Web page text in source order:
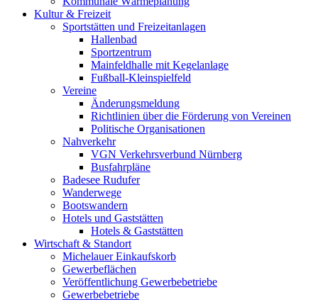
Kultur & Freizeit
Sportstätten und Freizeitanlagen
Hallenbad
Sportzentrum
Mainfeldhalle mit Kegelanlage
Fußball-Kleinspielfeld
Vereine
Änderungsmeldung
Richtlinien über die Förderung von Vereinen
Politische Organisationen
Nahverkehr
VGN Verkehrsverbund Nürnberg
Busfahrpläne
Badesee Rudufer
Wanderwege
Bootswandern
Hotels und Gaststätten
Hotels & Gaststätten
Wirtschaft & Standort
Michelauer Einkaufskorb
Gewerbeflächen
Veröffentlichung Gewerbebetriebe
Gewerbebetriebe